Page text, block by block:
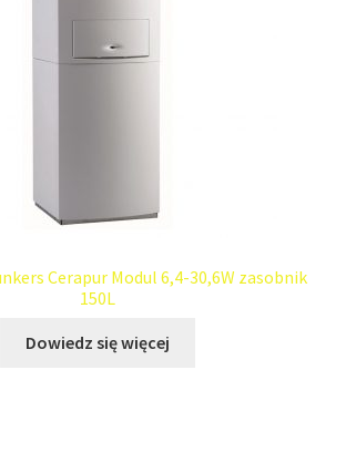
Cerapur Modul 6,4-30,6W zasobnik
150L
Dowiedz się więcej